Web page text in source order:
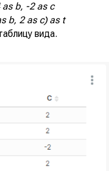
b, -2 as c
b, 2 as c) as t
вида.